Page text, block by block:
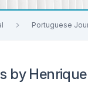
Portuguese
by